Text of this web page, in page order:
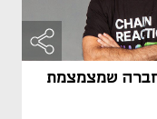
שמצמצמת